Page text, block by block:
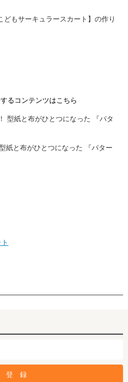
どもサーキュラースカート】の作り
るコンテンツはこちら
紙と布がひとつになった 『パター